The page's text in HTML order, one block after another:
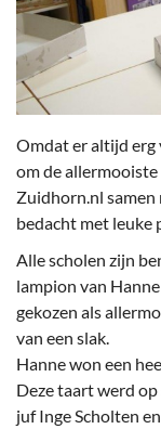
Omdat er altijd erg
om de
Zuidhorn.nl
bedacht met leuke
Alle scholen zijn
lampion van
gekozen als
van een slak.
Hanne won een
Deze taart werd
juf Inge Scholten